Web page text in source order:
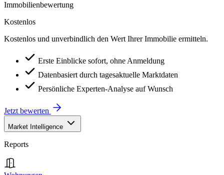
Immobilienbewertung
Kostenlos
Kostenlos und unverbindlich den Wert Ihrer Immobilie ermitteln.
Erste Einblicke sofort, ohne Anmeldung
Datenbasiert durch tagesaktuelle Marktdaten
Persönliche Experten-Analyse auf Wunsch
Jetzt bewerten
Market Intelligence
Reports